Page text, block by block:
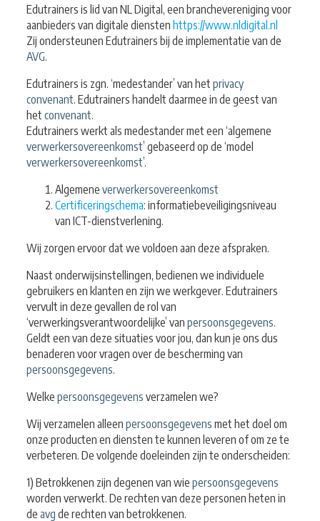
Edutrainers is lid van NL Digital, een branchevereniging voor
aanbieders van digitale diensten https://www.nldigital.nl
Zij ondersteunen Edutrainers bij de implementatie van de
AVG.
Edutrainers is zgn. ‘medestander’ van het privacy
convenant. Edutrainers handelt daarmee in de geest van
het convenant.
Edutrainers werkt als medestander met een ‘algemene
verwerkersovereenkomst’ gebaseerd op de ‘model
verwerkersovereenkomst’.
Algemene verwerkersovereenkomst
Certificeringschema: informatiebeveiligingsniveau
van ICT-dienstverlening.
Wij zorgen ervoor dat we voldoen aan deze afspraken.
Naast onderwijsinstellingen, bedienen we individuele
gebruikers en klanten en zijn we werkgever. Edutrainers
vervult in deze gevallen de rol van
‘verwerkingsverantwoordelijke’ van persoonsgegevens.
Geldt een van deze situaties voor jou, dan kun je ons dus
benaderen voor vragen over de bescherming van
persoonsgegevens.
Welke persoonsgegevens verzamelen we?
Wij verzamelen alleen persoonsgegevens met het doel om
onze producten en diensten te kunnen leveren of om ze te
verbeteren. De volgende doeleinden zijn te onderscheiden:
1) Betrokkenen zijn degenen van wie persoonsgegevens
worden verwerkt. De rechten van deze personen heten in
de avg de rechten van betrokkenen.